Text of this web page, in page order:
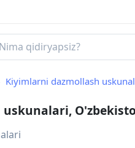
Kiyimlarni dazmollash